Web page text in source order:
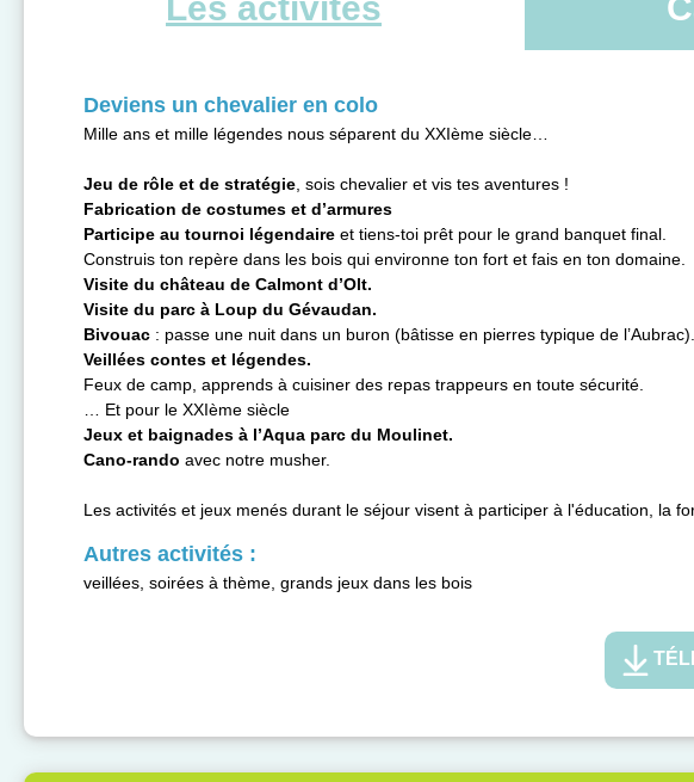
Deviens un chevalier en colo
Mille ans et mille légendes nous séparent du XXIème siècle…
Jeu de rôle et de stratégie , sois chevalier et vis tes aventures !
Fabrication de costumes et d’armures
Participe au tournoi légendaire et tiens-toi prêt pour le grand banquet final.
Construis ton repère dans les bois qui environne ton fort et fais en ton domaine.
Visite du château de Calmont d’Olt.
Visite du parc à Loup du Gévaudan.
Bivouac : passe une nuit dans un buron (bâtisse en pierres typique de l’Aubrac).
Veillées contes et légendes.
Feux de camp, apprends à cuisiner des repas trappeurs en toute sécurité.
… Et pour le XXIème siècle
Jeux et baignades à l’Aqua parc du Moulinet.
Cano-rando avec notre musher.
Les activités et jeux menés durant le séjour visent à participer à l'éducation, la
Autres activités :
veillées, soirées à thème, grands jeux dans les bois